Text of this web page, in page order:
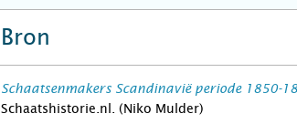
Bron
Schaatsenmakers Scandinavië periode 1850-
Schaatshistorie.nl. (Niko Mulder)